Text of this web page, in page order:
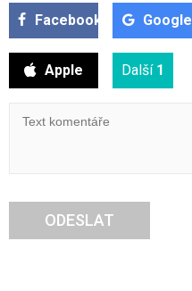
Facebook Google
Apple Další 1
ODESLAT